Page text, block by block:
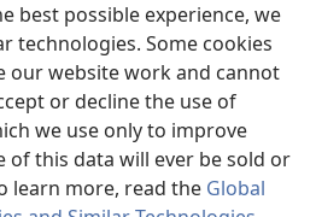
best possible experience, we
technologies. Some cookies
our website work and cannot
or decline the use of
we use only to improve
of this data will ever be sold or
learn more, read the Global